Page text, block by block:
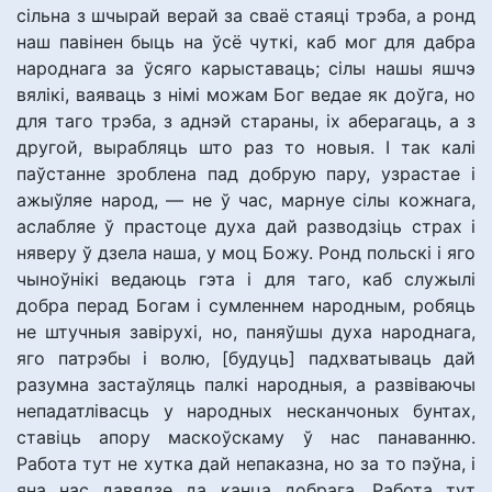
сільна з шчырай верай за сваё стаяці трэба, а ронд
наш павінен быць на ўсё чуткі, каб мог для дабра
народнага за ўсяго карыставаць; сілы нашы яшчэ
вялікі, ваяваць з німі можам Бог ведае як доўга, но
для таго трэба, з аднэй стараны, іх аберагаць, а з
другой, вырабляць што раз то новыя. І так калі
паўстанне зроблена пад добрую пару, узрастае і
ажыўляе народ, — не ў час, марнуе сілы кожнага,
аслабляе ў прастоце духа дай разводзіць страх і
няверу ў дзела наша, у моц Божу. Ронд польскі і яго
чыноўнікі ведаюць гэта і для таго, каб служылі
добра перад Богам і сумленнем народным, робяць
не штучныя завірухі, но, паняўшы духа народнага,
яго патрэбы і волю, [будуць] падхватываць дай
разумна застаўляць палкі народныя, а развіваючы
непадатлівасць у народных несканчоных бунтах,
ставіць апору маскоўскаму ў нас панаванню.
Работа тут не хутка дай непаказна, но за то пэўна, і